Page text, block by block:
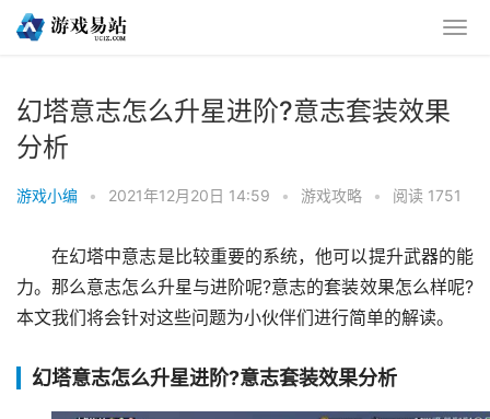
幻塔意志怎么升星进阶?意志套装效果
分析
游戏小编 • 2021年12月20日 14:59 • 游戏攻略 • 阅读 1751
在幻塔中意志是比较重要的系统，他可以提升武器的能
力。那么意志怎么升星与进阶呢?意志的套装效果怎么样呢?
本文我们将会针对这些问题为小伙伴们进行简单的解读。
幻塔意志怎么升星进阶?意志套装效果分析